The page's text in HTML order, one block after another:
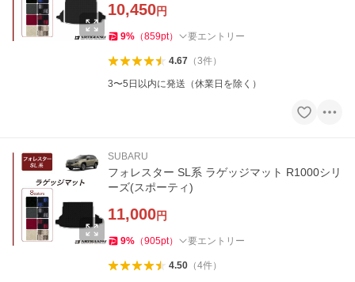
10,450円
9% （859pt） 要エントリー
4.67（3件）
3〜5日以内に発送（休業日を除く）
SUBARU
フォレスター SL系 ラゲッジマット R1000シリ
ーズ(スポーティ)
11,000円
9% （905pt） 要エントリー
4.50（4件）